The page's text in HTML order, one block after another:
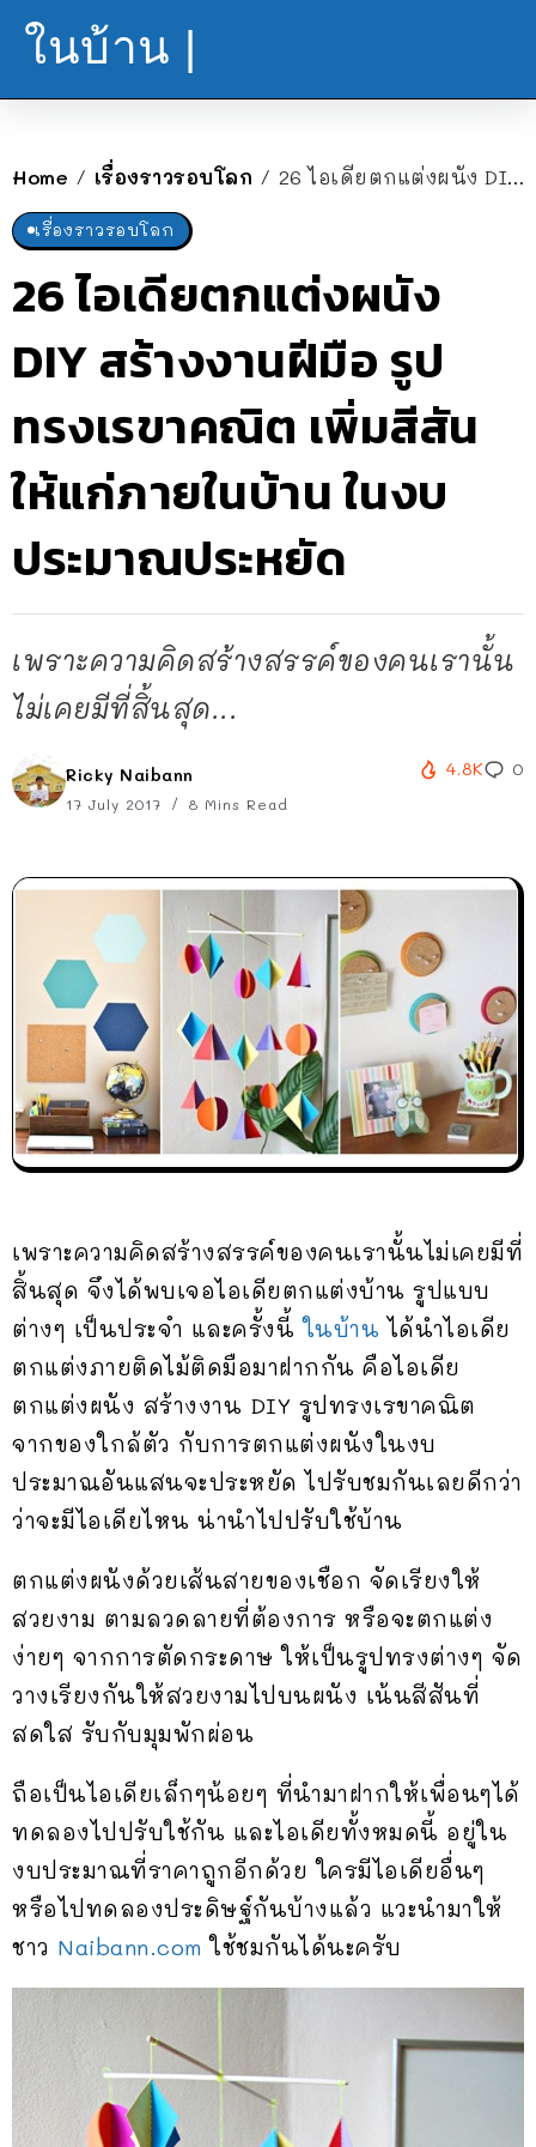
ในบ้าน |
Home / เรื่องราวรอบโลก / 26 ไอเดียตกแต่งผนัง DIY สร้างงานฝีมือ รูปทรงเรขาคณิต เพิ่มสีสันให้แก่ภายในบ้าน ในงบประมาณประหยัด
เรื่องราวรอบโลก
26 ไอเดียตกแต่งผนัง
DIY สร้างงานฝีมือ รูป
ทรงเรขาคณิต เพิ่มสีสัน
ให้แก่ภายในบ้าน ในงบ
ประมาณประหยัด
เพราะความคิดสร้างสรรค์ของคนเรานั้น
ไม่เคยมีที่สิ้นสุด...
Ricky Naibann
17 July 2017 8 Mins Read
4.8K 0
เพราะความคิดสร้างสรรค์ของคนเรานั้นไม่เคยมีที่
สิ้นสุด จึงได้พบเจอไอเดียตกแต่งบ้าน รูปแบบ
ต่างๆ เป็นประจำ และครั้งนี้ในบ้าน ได้นำไอเดีย
ตกแต่งภายติดไม้ติดมือมาฝากกัน คือไอเดีย
ตกแต่งผนัง สร้างงาน DIY รูปทรงเรขาคณิต
จากของใกล้ตัว กับการตกแต่งผนังในงบ
ประมาณอันแสนจะประหยัด ไปรับชมกันเลยดีกว่า
ว่าจะมีไอเดียไหน น่านำไปปรับใช้บ้าน
ตกแต่งผนังด้วยเส้นสายของเชือก จัดเรียงให้
สวยงาม ตามลวดลายที่ต้องการ หรือจะตกแต่ง
ง่ายๆ จากการตัดกระดาษ ให้เป็นรูปทรงต่างๆ จัด
วางเรียงกันให้สวยงามไปบนผนัง เน้นสีสันที่
สดใส รับกับมุมพักผ่อน
ถือเป็นไอเดียเล็กๆน้อยๆ ที่นำมาฝากให้เพื่อนๆได้
ทดลองไปปรับใช้กัน และไอเดียทั้งหมดนี้ อยู่ใน
งบประมาณที่ราคาถูกอีกด้วย ใครมีไอเดียอื่นๆ
หรือไปทดลองประดิษฐ์กันบ้างแล้ว แวะนำมาให้
ชาว Naibann.com ใช้ชมกันได้นะครับ